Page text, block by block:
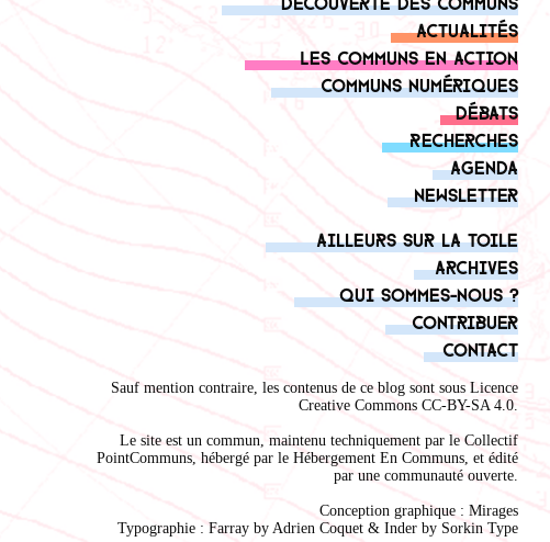
Actualités
Les communs en action
Communs numériques
Débats
Recherches
Agenda
Newsletter
Ailleurs sur la toile
Archives
Qui sommes-nous ?
Contribuer
Contact
Sauf mention contraire, les contenus de ce blog sont sous Licence
Creative Commons CC-BY-SA 4.0.
Le site est un commun, maintenu techniquement par le Collectif
PointCommuns, hébergé par le Hébergement En Communs, et édité
par une communauté ouverte.
Conception graphique : Mirages
Typographie : Farray by Adrien Coquet & Inder by Sorkin Type